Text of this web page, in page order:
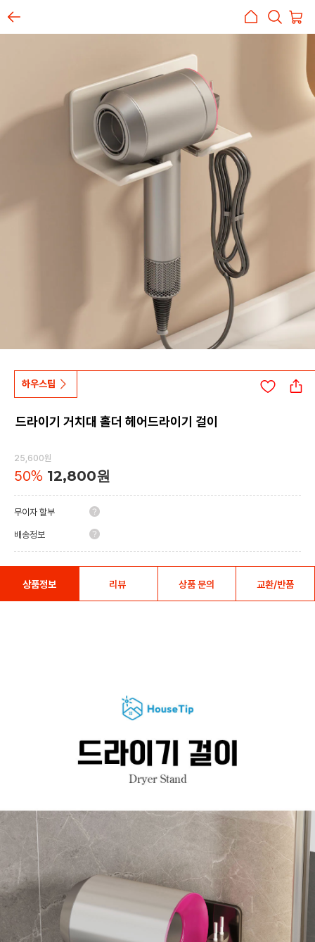
하우스팁
드라이기 거치대 홀더 헤어드라이기 걸이
25,600원
50% 12,800원
무이자 할부
배송정보
상품정보 리뷰 상품 문의 교환/반품